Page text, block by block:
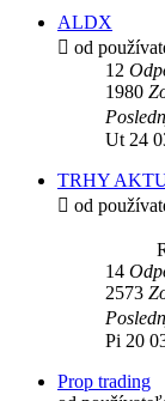
ALDX
od
12
1980
Ut 24
TRHY
od
14
2573
Pi 20
Prop trading